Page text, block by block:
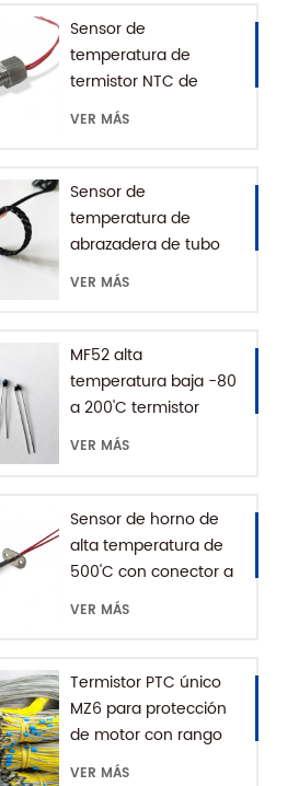
Sensor de
temperatura de
termistor NTC de
montaje roscado para
VER MÁS
Sensor de
temperatura de
abrazadera de tubo
impermeable IP68
VER MÁS
MF52 alta
temperatura baja -80
a 200'C termistor
epoxi NTC
VER MÁS
Sensor de horno de
alta temperatura de
500'C con conector a
tierra
VER MÁS
Termistor PTC único
MZ6 para protección
de motor con rango
+60-180'C
VER MÁS